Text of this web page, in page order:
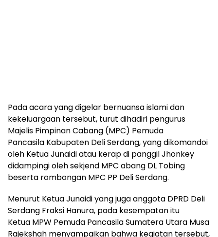
Pada acara yang digelar bernuansa islami dan
kekeluargaan tersebut, turut dihadiri pengurus
Majelis Pimpinan Cabang (MPC) Pemuda
Pancasila Kabupaten Deli Serdang, yang dikomandoi
oleh Ketua Junaidi atau kerap di panggil Jhonkey
didampingi oleh sekjend MPC abang DL Tobing
beserta rombongan MPC PP Deli Serdang.
Menurut Ketua Junaidi yang juga anggota DPRD Deli
Serdang Fraksi Hanura, pada kesempatan itu
Ketua MPW Pemuda Pancasila Sumatera Utara Musa
Rajekshah menyampaikan bahwa kegiatan tersebut,